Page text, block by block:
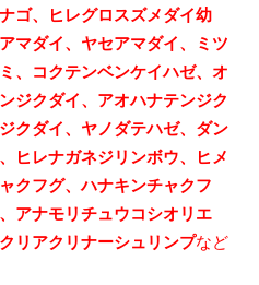
ゴ、ヒレグロスズメダイ幼
マダイ、ヤセアマダイ、ミツ
、コクテンベンケイハゼ、オ
ジクダイ、 アオハナテンジク
クダイ、ヤノダテハゼ、ダン
ヒレナガネジリンボウ、ヒメ
クフグ、ハナキンチャクフ
アナモリチュウコシオリエ
リアクリナーシュリンプなど